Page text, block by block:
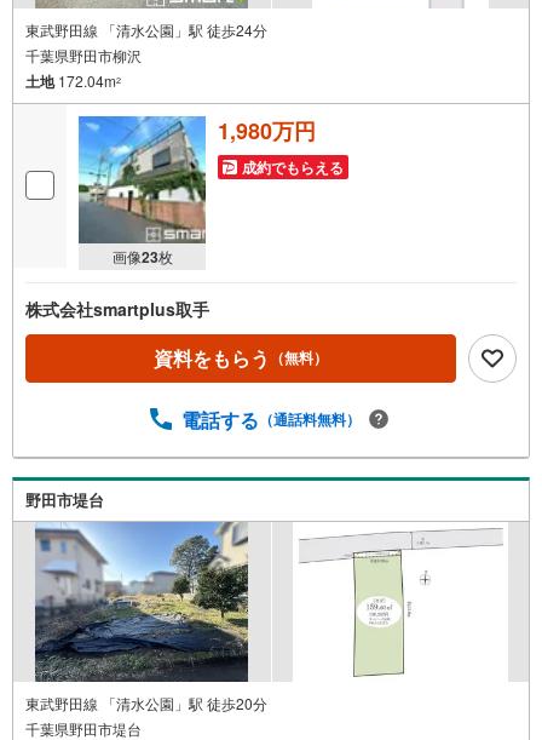
東武野田線 「清水公園」駅 徒歩24分
千葉県野田市柳沢
土地172.04m2
画像23枚
1,980万円
成約でもらえる
株式会社smartplus取手
資料をもらう （無料）
電話する （通話料無料）
野田市堤台
東武野田線 「清水公園」駅 徒歩20分
千葉県野田市堤台